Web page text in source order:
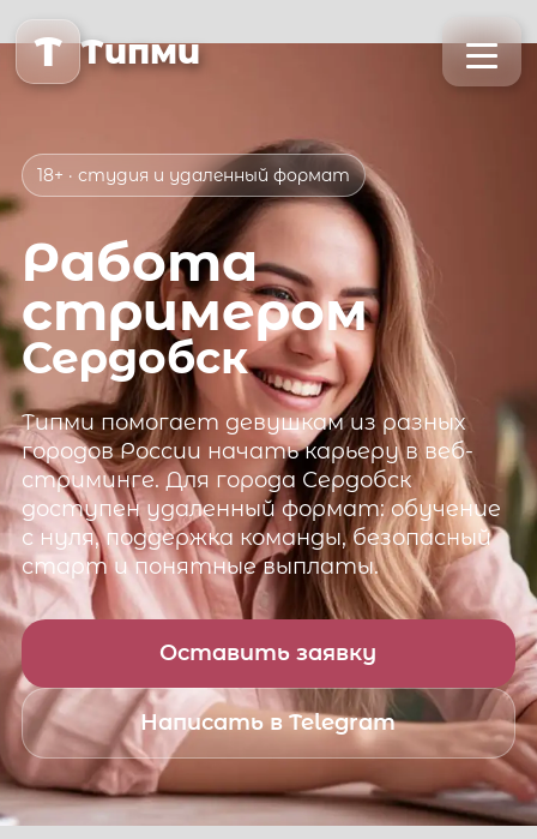
T Типми
18+ · студия и удаленный формат
Работа
стримером
Сердобск
Типмипомогает девушкам из разных
городов России начать карьеру в веб-
стриминге. Для города Сердобск
доступен удаленный формат: обучение
с нуля, поддержка команды, безопасный
старт и понятные выплаты.
Оставить заявку
Написать в Telegram